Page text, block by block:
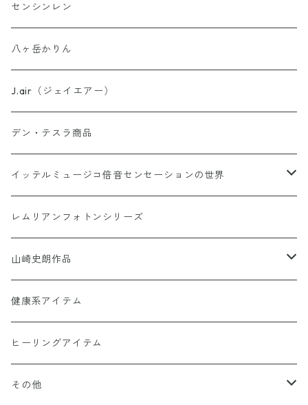
書籍カードシリーズ
Soul Reclaim（ソウルレクイエム）シリーズ
その他のカード
センシンレン
八ヶ岳かりん
J.air（ジェイエアー）
デン・テスラ商品
イッテルミュージコ倍音センセーションの世界
1368イッテルミュージコCD
Hi-Ringo 孤独のライブCD1368
ヒーリンゴの仲間たちCD1368
Hi-Ringo Yah！ selection CD
レムリアンフォトンシリーズ
山崎史朗作品
幻妙鏡(万華鏡)
オーナメント（収納・飾り台)
水眠亭クラフト（その他作品）
健康系アイテム
ヒーリングアイテム
その他